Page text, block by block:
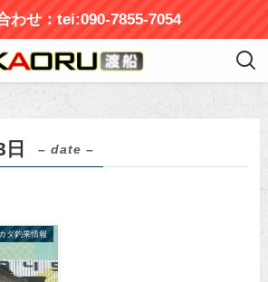
わせ：tei:090-7855-7054
– date –
ダ釣果情報